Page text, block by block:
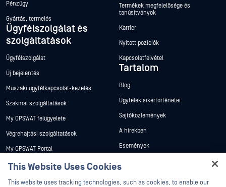
Pénzügy
Gyártás, termelés
Ügyfélszolgálat és
szolgáltatások
Ügyfélszolgálat
Új bejelentés
Műszaki ügyfélkapcsolat-kezelés
Szakmai szolgáltatások
My OPSWAT felügyelete
Végrehajtási szolgáltatások
My OPSWAT Portal
Műszaki dokumentáció
Képzések
Termékek megfelelősége és
tanúsítványok
Karrier
Nyitott pozíciók
Kapcsolatfelvétel
Tartalom
Blog
Ügyfelek sikertörténetei
Sajtóközlemények
A hírekben
Események
This Website Uses Cookies
This website uses tracking technologies, such as cookies, to enable our
Hey there!